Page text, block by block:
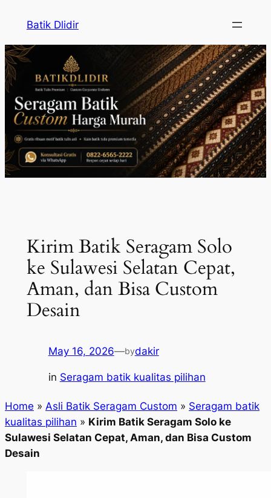
content
Batik Dlidir
Kirim Batik Seragam Solo
ke Sulawesi Selatan Cepat,
Aman, dan Bisa Custom
Desain
May 16, 2026—bydakir
in Seragam batik kualitas pilihan
Home » Asli Batik Seragam Custom » Seragam batik
kualitas pilihan » Kirim Batik Seragam Solo ke
Sulawesi Selatan Cepat, Aman, dan Bisa Custom
Desain